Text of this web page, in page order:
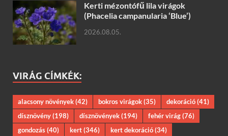
Kerti mézontófű lila virágok
(Phacelia campanularia ‘Blue’)
2026.08.05.
VIRÁG CÍMKÉK:
alacsony növények(42) bokros virágok(35) dekoráció(41)
dísznövény(198) dísznövények(194) fehér virág(76)
gondozás(40) kert(346) kert dekoráció(34)